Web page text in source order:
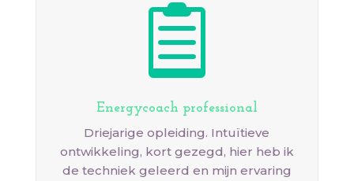

Energycoach professional
Driejarige opleiding. Intuïtieve
ontwikkeling, kort gezegd, hier heb ik
de techniek geleerd en mijn ervaring